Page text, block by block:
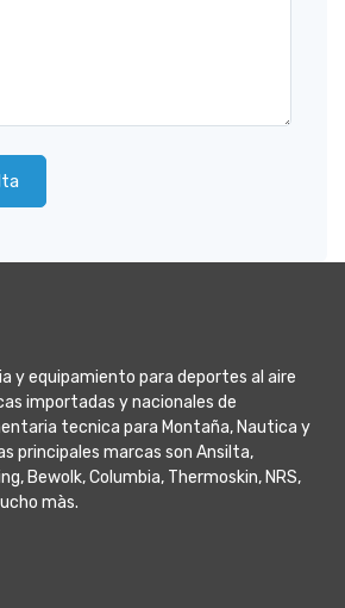
y equipamiento para deportes al aire
importadas y nacionales de
tecnica para Montaña, Nautica y
principales marcas son Ansilta,
Bewolk, Columbia, Thermoskin, NRS,
màs.